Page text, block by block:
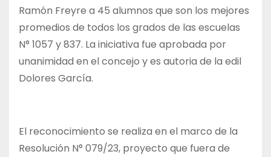
Ramón Freyre a 45 alumnos que son los mejores
promedios de todos los grados de las escuelas
N° 1057 y 837. La iniciativa fue aprobada por
unanimidad en el concejo y es autoria de la edil
Dolores García.
El reconocimiento se realiza en el marco de la
Resolución N° 079/23, proyecto que fuera de